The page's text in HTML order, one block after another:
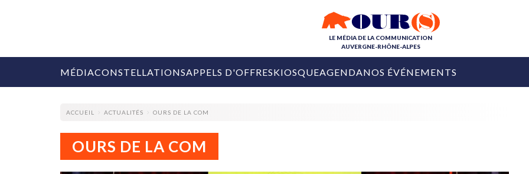
LE MÉDIA DE LA COMMUNICATION
AUVERGNE-RHÔNE-ALPES
MÉDIACONSTELLATIONSAPPELS D'OFFRESKIOSQUEAGENDANOS ÉVÉNEMENTS
ACCUEIL ACTUALITÉS OURS DE LA COM
OURS DE LA COM